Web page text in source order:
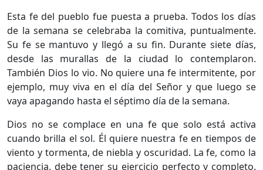
Esta fe del pueblo fue puesta a prueba. Todos los días
de la semana se celebraba la comitiva, puntualmente.
Su fe se mantuvo y llegó a su fin. Durante siete días,
desde las murallas de la ciudad lo contemplaron.
También Dios lo vio. No quiere una fe intermitente, por
ejemplo, muy viva en el día del Señor y que luego se
vaya apagando hasta el séptimo día de la semana.
Dios no se complace en una fe que solo está activa
cuando brilla el sol. Él quiere nuestra fe en tiempos de
viento y tormenta, de niebla y oscuridad. La fe, como la
paciencia, debe tener su ejercicio perfecto y completo.